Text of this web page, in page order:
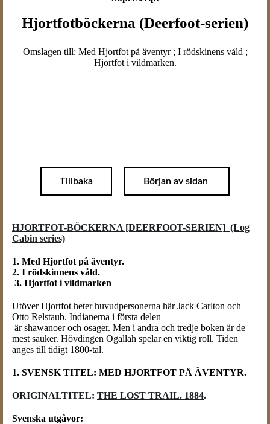
Hjortfotböckerna (Deerfoot-serien)
Omslagen till: Med Hjortfot på äventyr ; I rödskinens våld ;
Hjortfot i vildmarken.
Tillbaka Början av sidan
HJORTFOT-BÖCKERNA [DEERFOOT-SERIEN] (Log
Cabin series)
1. Med Hjortfot på äventyr.
2. I rödskinnens våld.
3. Hjortfot i vildmarken
Utöver Hjortfot heter huvudpersonerna här Jack Carlton och
Otto Relstaub. Indianerna i första delen
är shawanoer och osager. Men i andra och tredje boken är de
mest sauker. Hövdingen Ogallah spelar en viktig roll. Tiden
anges till tidigt 1800-tal.
1. SVENSK TITEL: MED HJORTFOT PÅ ÄVENTYR.
ORIGINALTITEL: THE LOST TRAIL. 1884.
Svenska utgåvor: